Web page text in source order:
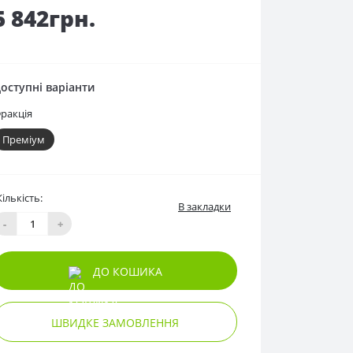
842грн.
варіанти
Преміум
-
+
В закладки
ДО КОШИКА
ШВИДКЕ ЗАМОВЛЕННЯ